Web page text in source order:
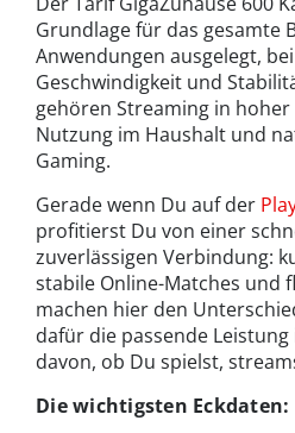
Grundlage für das gesamte
Anwendungen ausgelegt,
Geschwindigkeit und
gehören Streaming in
Nutzung im Haushalt und
Gaming.
Gerade wenn Du auf der
profitierst Du von einer
zuverlässigen Verbindung:
stabile Online-Matches und
machen hier den
dafür die passende
davon, ob Du spielst,
Die wichtigsten Eckdaten: